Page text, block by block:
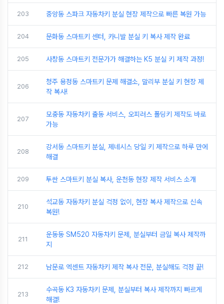
203 중앙동 스파크 자동차키 분실 현장 제작으로 빠른 복원 가능
204 문화동 스마트키 센터, 카니발 분실 키 복사 제작 완료
205 사창동 스마트키 전문가가 해결하는 K5 분실 키 제작 과정!
206
청주 용정동 스마트키 문제 해결소, 말리부 분실 키 현장 제
작 복사!
207
모충동 자동차키 출동 서비스, 오피러스 폴딩키 제작도 바로
가능
208
강서동 스마트키 분실, 제네시스 당일 키 제작으로 하루 만에
해결
209 투싼 스마트키 분실 복사, 운천동 현장 제작 서비스 소개
210
석교동 자동차키 분실 걱정 없이, 현장 복사 제작으로 신속
복원!
211
운동동 SM520 자동차키 문제, 분실부터 금일 복사 제작까
지
212 남문로 엑센트 자동차키 제작 복사 전문, 분실해도 걱정 끝!
213
수곡동 K3 자동차키 문제, 분실부터 복사 제작까지 빠르게
해결!